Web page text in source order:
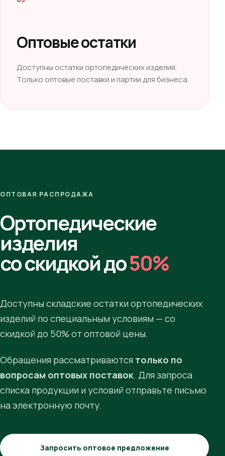
Оптовые остатки
Доступны остатки ортопедических изделий.
Только оптовые поставки и партии для бизнеса.
ОПТОВАЯ РАСПРОДАЖА
Ортопедические
изделия
со скидкой до50%
Доступны складские остатки ортопедических
изделий по специальным условиям — со
скидкой до 50% от оптовой цены.
Обращения рассматриваются только по
вопросам оптовых поставок. Для запроса
списка продукции и условий отправьте письмо
на электронную почту.
Запросить оптовое предложение